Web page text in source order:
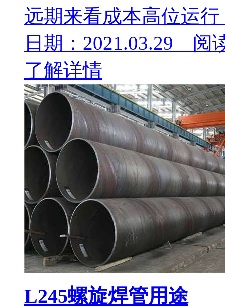
远期来看成本高位运行
日期：2021.03.29 阅
了解详情
L245螺旋焊管用途